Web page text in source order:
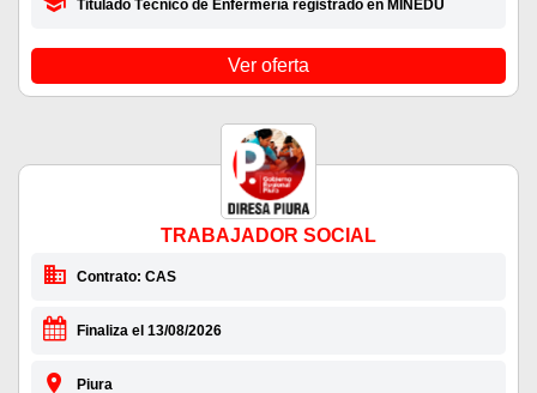
Titulado Técnico de Enfermería registrado en MINEDU
Ver oferta
TRABAJADOR SOCIAL
Contrato: CAS
Finaliza el 13/08/2026
Piura